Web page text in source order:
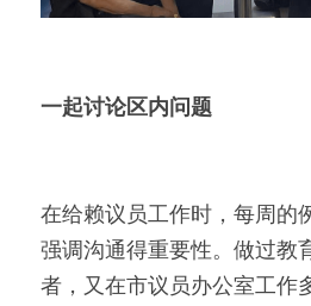
一起讨论区内问题
在给赖议员工作时，每周的
强调沟通得重要性。做过教
者，又在市议员办公室工作